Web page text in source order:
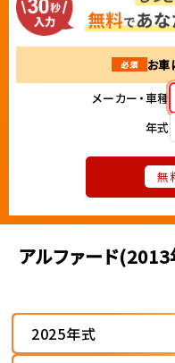
必須
お車
メーカー・車種
年式
無
アルファード
2025年式